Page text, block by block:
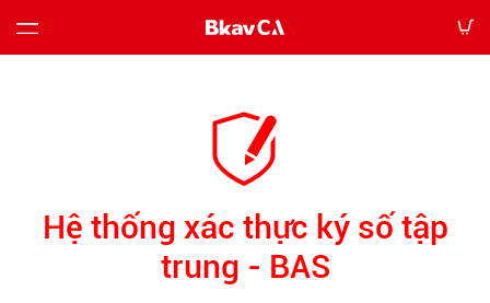
dẫn
Hệ thống xác thực ký số tập
trung - BAS